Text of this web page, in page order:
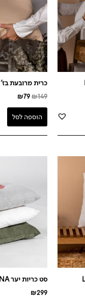
כרית מרובעת בז' LINEN
₪149
₪79
הוספה לסל
סט כריות יער DIANA
₪299